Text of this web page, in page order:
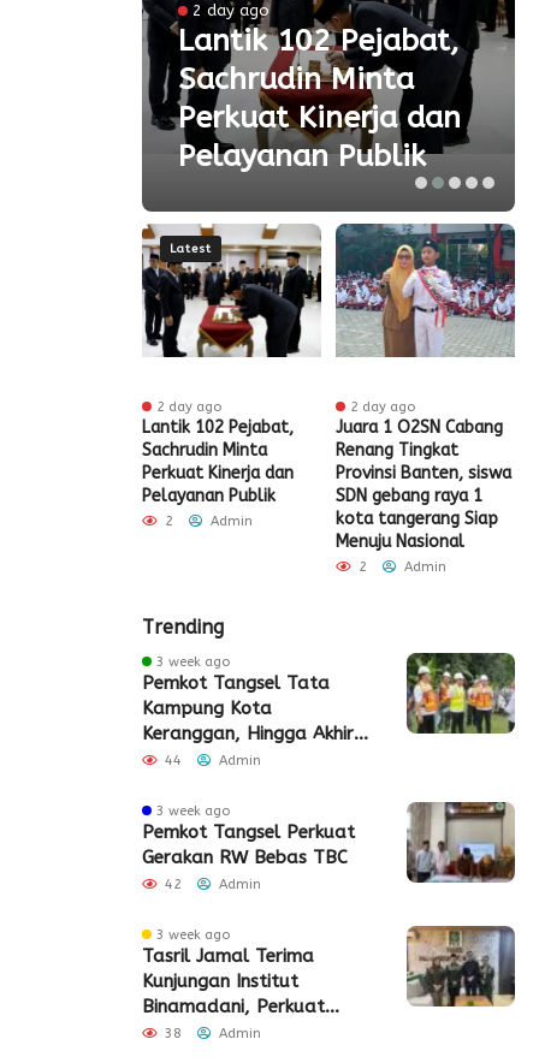
2 day ago
Lantik 102 Pejabat,
Sachrudin Minta
Perkuat Kinerja dan
Pelayanan Publik
Latest
2 day ago
Lantik 102 Pejabat,
Sachrudin Minta
Perkuat Kinerja dan
Pelayanan Publik
2 Admin
2 day ago
Juara 1 O2SN Cabang
Renang Tingkat
Provinsi Banten, siswa
SDN gebang raya 1
kota tangerang Siap
Menuju Nasional
2 Admin
Trending
3 week ago
Pemkot Tangsel Tata
Kampung Kota
Keranggan, Hingga Akhir
2026
44 Admin
3 week ago
Pemkot Tangsel Perkuat
Gerakan RW Bebas TBC
42 Admin
3 week ago
Tasril Jamal Terima
Kunjungan Institut
Binamadani, Perkuat
Sinergi Bangun SDM Kota
38 Admin